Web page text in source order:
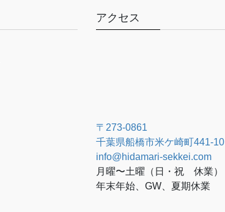
アクセス
〒273-0861
千葉県船橋市米ケ崎町441-10
info@hidamari-sekkei.com
月曜〜土曜（日・祝 休業）
年末年始、GW、夏期休業